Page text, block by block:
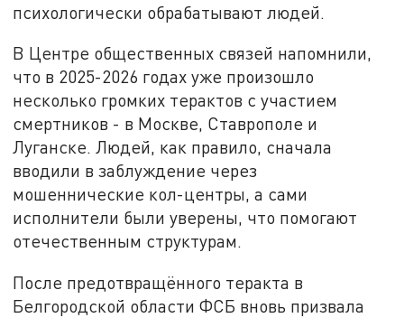
психологически обрабатывают людей.
В Центре общественных связей напомнили,
что в 2025-2026 годах уже произошло
несколько громких терактов с участием
смертников - в Москве, Ставрополе и
Луганске. Людей, как правило, сначала
вводили в заблуждение через
мошеннические кол-центры, а сами
исполнители были уверены, что помогают
отечественным структурам.
После предотвращённого теракта в
Белгородской области ФСБ вновь призвала